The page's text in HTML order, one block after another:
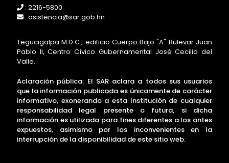
: 2216-5800
: asistencia@sar.gob.hn
Tegucigalpa M.D.C., edificio Cuerpo Bajo "A" Bulevar Juan
Pablo II, Centro Cívico Gubernamental José Cecilio del
Valle.
Aclaración pública: El SAR aclara a todos sus usuarios
que la información publicada es únicamente de carácter
informativo, exonerando a esta Institución de cualquier
responsabilidad legal presente o futura, si dicha
información es utilizada para fines diferentes a los antes
expuestos, asimismo por los inconvenientes en la
interrupción de la disponibilidad de este sitio web.